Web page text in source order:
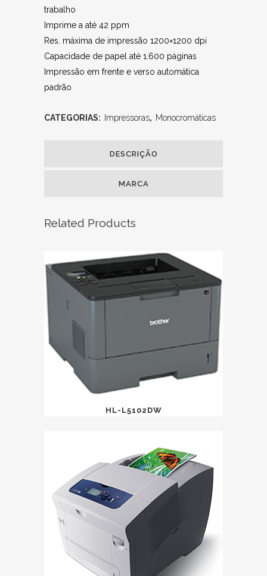
trabalho
Imprime a até 42 ppm
Res. máxima de impressão 1200×1200 dpi
Capacidade de papel até 1.600 páginas
Impressão em frente e verso automática
padrão
CATEGORIAS: Impressoras, Monocromáticas
DESCRIÇÃO
MARCA
Related Products
HL-L5102DW